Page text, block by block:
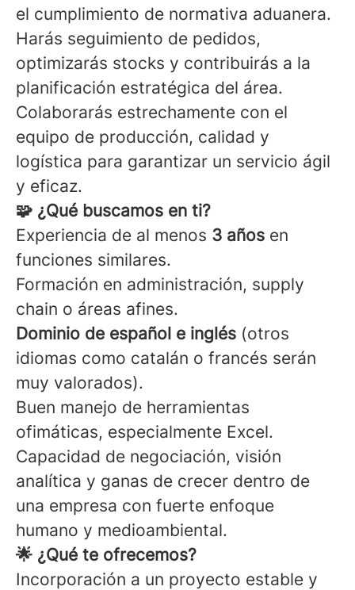
el cumplimiento de normativa aduanera.
Harás seguimiento de pedidos,
optimizarás stocks y contribuirás a la
planificación estratégica del área.
Colaborarás estrechamente con el
equipo de producción, calidad y
logística para garantizar un servicio ágil
y eficaz.
🧩 ¿Qué buscamos en ti?
Experiencia de al menos 3 años en
funciones similares.
Formación en administración, supply
chain o áreas afines.
Dominio de español e inglés (otros
idiomas como catalán o francés serán
muy valorados).
Buen manejo de herramientas
ofimáticas, especialmente Excel.
Capacidad de negociación, visión
analítica y ganas de crecer dentro de
una empresa con fuerte enfoque
humano y medioambiental.
🌟 ¿Qué te ofrecemos?
Incorporación a un proyecto estable y